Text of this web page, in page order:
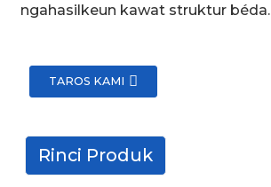
ngahasilkeun kawat struktur béda.
TAROS KAMI
Rinci Produk